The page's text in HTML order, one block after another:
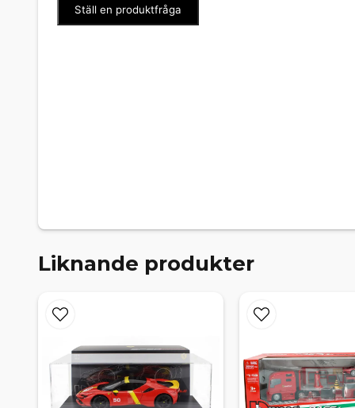
Ställ en produktfråga
Liknande produkter